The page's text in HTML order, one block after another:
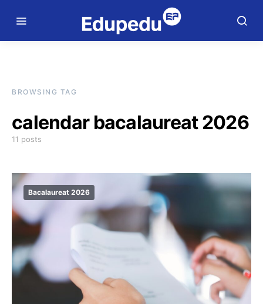
BROWSING TAG
calendar bacalaureat 2026
11 posts
Bacalaureat 2026